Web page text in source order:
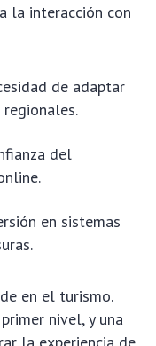
la interacción con
de adaptar
del
en sistemas
en el turismo.
nivel, y una